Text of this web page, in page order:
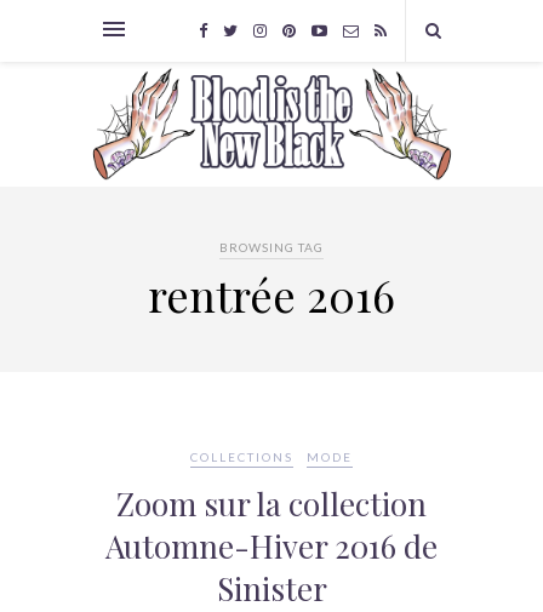
BROWSING TAG
rentrée 2016
COLLECTIONS MODE
Zoom sur la collection
Automne-Hiver 2016 de
Sinister